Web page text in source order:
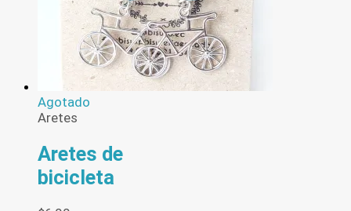
Agotado
Aretes
Aretes de
bicicleta